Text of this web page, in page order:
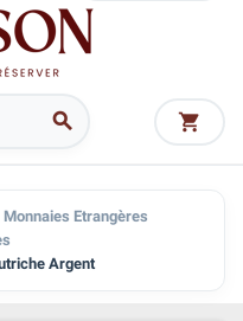
 
Monnaies Etrangères
Argent